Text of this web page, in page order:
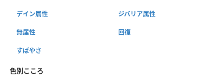
デイン属性 ジバリア属性
無属性 回復
すばやさ
色別こころ